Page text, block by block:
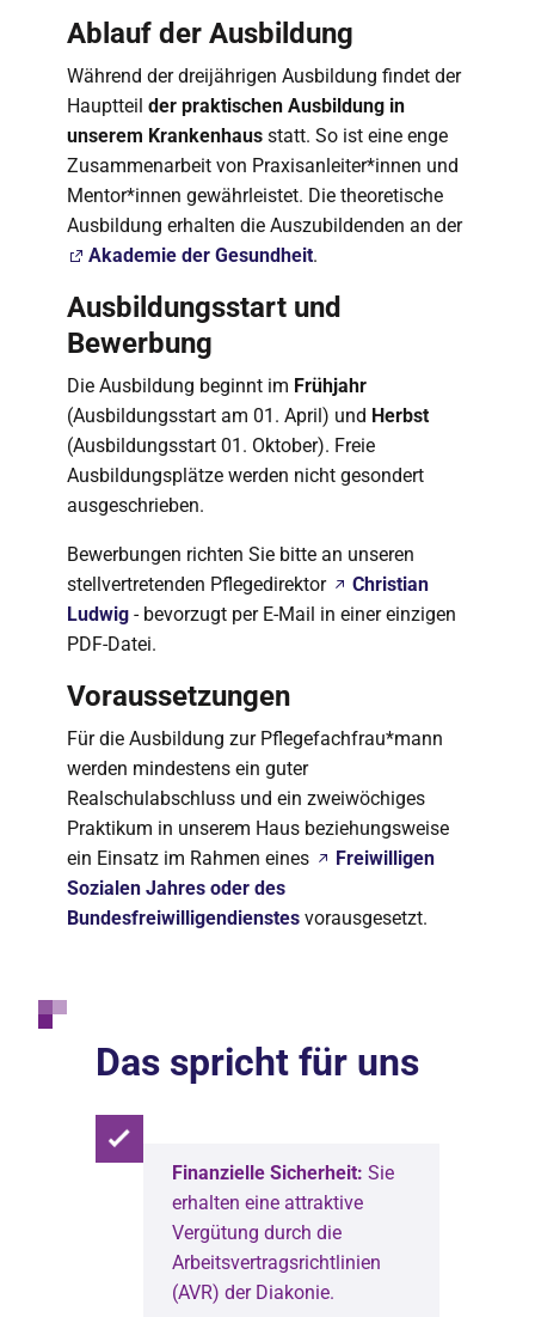
Ablauf der Ausbildung
Während der dreijährigen Ausbildung findet der
Hauptteil der praktischen Ausbildung in
unserem Krankenhaus statt. So ist eine enge
Zusammenarbeit von Praxisanleiter*innen und
Mentor*innen gewährleistet. Die theoretische
Ausbildung erhalten die Auszubildenden an der
Akademie der Gesundheit.
Ausbildungsstart und
Bewerbung
Die Ausbildung beginnt im Frühjahr
(Ausbildungsstart am 01. April) und Herbst
(Ausbildungsstart 01. Oktober). Freie
Ausbildungsplätze werden nicht gesondert
ausgeschrieben.
Bewerbungen richten Sie bitte an unseren
stellvertretenden Pflegedirektor
Christian
Ludwig - bevorzugt per E-Mail in einer einzigen
PDF-Datei.
Voraussetzungen
Für die Ausbildung zur Pflegefachfrau*mann
werden mindestens ein guter
Realschulabschluss und ein zweiwöchiges
Praktikum in unserem Haus beziehungsweise
ein Einsatz im Rahmen eines
Freiwilligen
Sozialen Jahres oder des
Bundesfreiwilligendienstes vorausgesetzt.
Das spricht für uns
Finanzielle Sicherheit: Sie
erhalten eine attraktive
Vergütung durch die
Arbeitsvertragsrichtlinien
(AVR) der Diakonie.